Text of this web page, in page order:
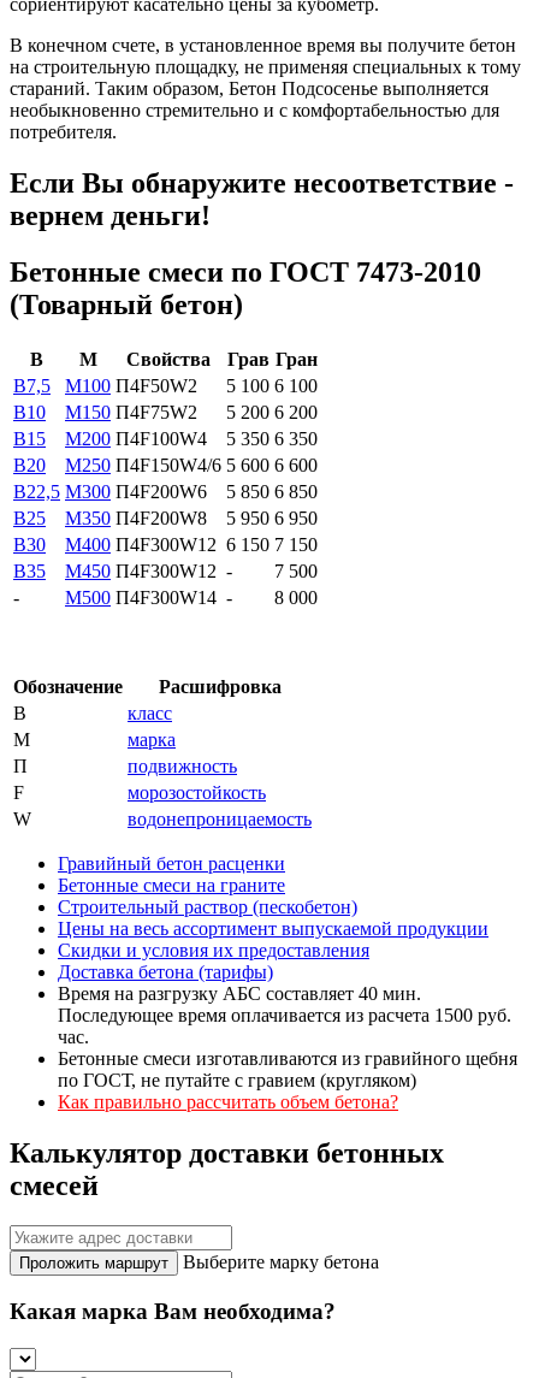
В конечном счете, в установленное время вы получите бетон
на строительную площадку, не применяя специальных к тому
стараний. Таким образом, Бетон Подсосенье выполняется
необыкновенно стремительно и с комфортабельностью для
потребителя.
Если Вы обнаружите несоответствие -
вернем деньги!
Бетонные смеси по ГОСТ 7473-2010
(Товарный бетон)
В М Свойства Грав Гран
B7,5
М100 П4F50W2 5 100 6 100
B10
М150 П4F75W2 5 200 6 200
B15
М200 П4F100W4 5 350 6 350
B20
М250 П4F150W4/6 5 600 6 600
В22,5 М300 П4F200W6 5 850 6 850
В25
М350 П4F200W8 5 950 6 950
В30
М400 П4F300W12 6 150 7 150
В35
М450 П4F300W12 -
7 500
-
М500 П4F300W14 - 8 000
Обозначение
Расшифровка
В
класс
М
марка
П
подвижность
F
морозостойкость
W
водонепроницаемость
Гравийный бетон расценки
Бетонные смеси на граните
Строительный раствор (пескобетон)
Цены на весь ассортимент выпускаемой продукции
Скидки и условия их предоставления
Доставка бетона (тарифы)
Время на разгрузку АБС составляет 40 мин.
Последующее время оплачивается из расчета 1500 руб.
час.
Бетонные смеси изготавливаются из гравийного щебня
по ГОСТ, не путайте с гравием (кругляком)
Как правильно рассчитать объем бетона?
Калькулятор доставки бетонных
смесей
Проложить маршрут Выберите марку бетона
Какая марка Вам необходима?